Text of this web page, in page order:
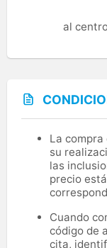
al
La
su
las
precio
Cuando
código de
cita,